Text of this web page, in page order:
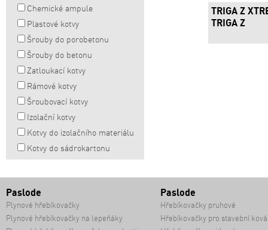
Chemické ampule
Plastové kotvy
Šrouby do porobetonu
Šrouby do betonu
Zatloukací kotvy
Rámové kotvy
Šroubovací kotvy
Izolační kotvy
Kotvy do izolačního materiálu
Kotvy do sádrokartonu
TRIGA Z
TRIGA Z
Paslode
Plynové hřebíkovačky
Plynové hřebíkovačky na lepeňáky
Paslode
Hřebíkovačky pruhové
Hřebíkovačky pro stavební